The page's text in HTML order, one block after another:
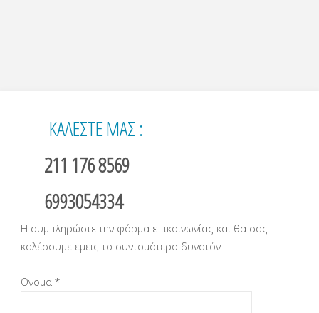
ΚΑΛΕΣΤΕ ΜΑΣ :
211 176 8569
6993054334
Η συμπληρώστε την φόρμα επικοινωνίας και θα σας
καλέσουμε εμεις το συντομότερο δυνατόν
Ονομα *